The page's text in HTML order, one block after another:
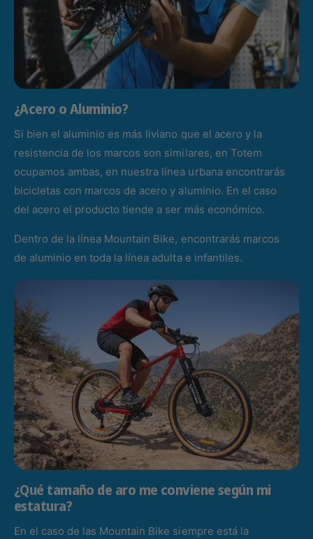
¿Acero o Aluminio?
Si bien el aluminio es más liviano que el acero y la
resistencia de los marcos son similares, en Totem
ocupamos ambas, en nuestra línea urbana encontrarás
bicicletas con marcos de acero y aluminio. En el caso
del acero el producto tiende a ser más económico.
Dentro de la línea Mountain Bike, encontrarás marcos
de aluminio en toda la línea adulta e infantiles.
¿Qué tamaño de aro me conviene según mi
estatura?
En el caso de las Mountain Bike siempre está la